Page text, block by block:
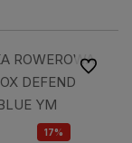
ROWEROWA
DEFEND
YM
17%
Do